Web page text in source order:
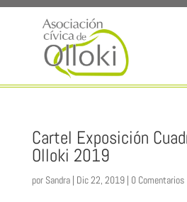
Cartel Exposición
Olloki 2019
por Sandra| Dic 22, 2019| 0 Comentarios